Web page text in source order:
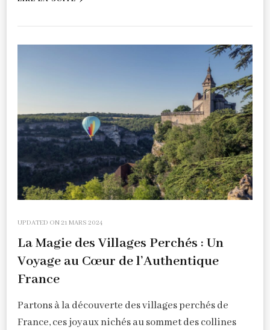
UPDATED ON21 MARS 2024
La Magie des Villages Perchés : Un
Voyage au Cœur de l’Authentique
France
Partons à la découverte des villages perchés de
France, ces joyaux nichés au sommet des collines